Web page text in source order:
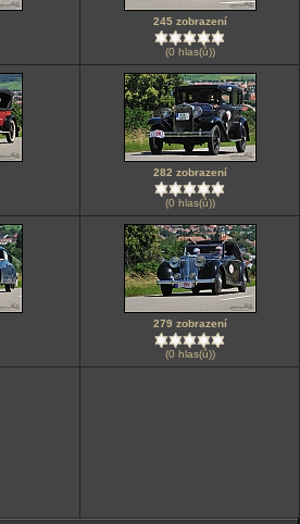
245 zobrazení
(0 hlas(ů))
282 zobrazení
(0 hlas(ů))
279 zobrazení
(0 hlas(ů))